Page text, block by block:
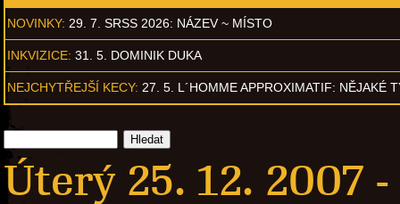
NOVINKY: 29. 7. SRSS 2026: NÁZEV ~ MÍSTO
INKVIZICE: 31. 5. DOMINIK DUKA
NEJCHYTŘEJŠÍ KECY: 27. 5. L´HOMME APPROXIMATIF: NĚJAKÉ
Úterý 25. 12. 2007 -